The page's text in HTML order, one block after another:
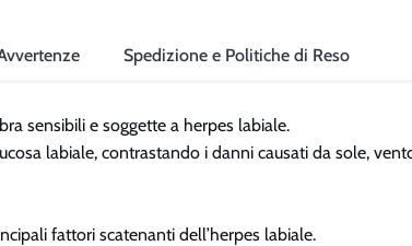
Spedizione e Politiche di Reso
sensibili e soggette a herpes labiale.
labiale, contrastando i danni causati da sole,
fattori scatenanti dell’herpes labiale.